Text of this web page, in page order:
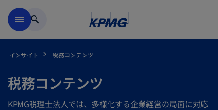
menu search
インサイト 税務コンテンツ
税務コンテンツ
KPMG税理士法人では、多様化する企業経営の局面に対応